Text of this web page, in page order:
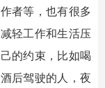
者等，也有很多
轻工作和生活压
的约束，比如喝
后驾驶的人，夜